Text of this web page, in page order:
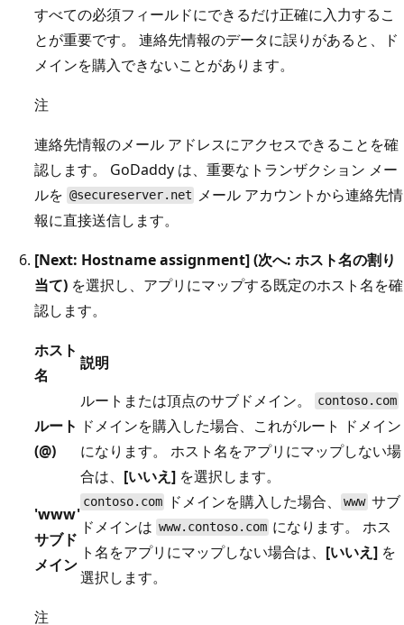
すべての必須フィールドにできるだけ正確に入力するこ
とが重要です。 連絡先情報のデータに誤りがあると、ド
メインを購入できないことがあります。
注
連絡先情報のメール アドレスにアクセスできることを確
認します。 GoDaddy は、重要なトランザクション メー
ルを @secureserver.net メール アカウントから連絡先情
報に直接送信します。
[Next: Hostname assignment] (次へ: ホスト名の割り
当て) を選択し、アプリにマップする既定のホスト名を確
認します。
ホスト
名
説明
ルート
(@)
ルートまたは頂点のサブドメイン。 contoso.com
ドメインを購入した場合、これがルート ドメイン
になります。 ホスト名をアプリにマップしない場
合は、 [いいえ] を選択します。
'www'
サブド
メイン
contoso.com ドメインを購入した場合、wwwサブ
ドメインは www.contoso.com になります。 ホス
ト名をアプリにマップしない場合は、 [いいえ] を
選択します。
注